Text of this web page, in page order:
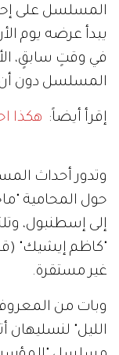
المسلسل على
يبدأ عرضه يوم
في وقتٍ سابقٍ،
المسلسل دون أن
إقرأ أيضاً: هكذا
وتدور أحداث
حول المحامية
إلى إسطنبول،
"كاظم إيشيك"
غير مستقرة.
وبات من
الليل"